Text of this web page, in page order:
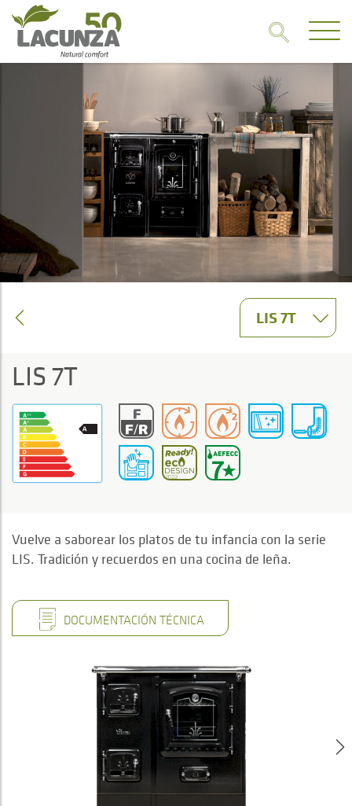
LIS 7T
LIS 7T
Vuelve a saborear los platos de tu infancia con la serie
LIS. Tradición y recuerdos en una cocina de leña.
DOCUMENTACIÓN TÉCNICA